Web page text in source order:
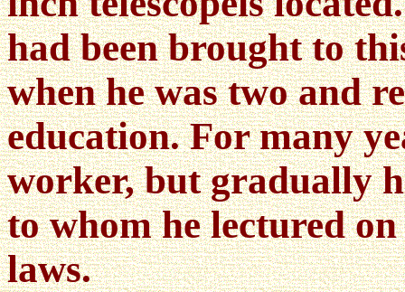
had been brought to
when he was two and
education. For many
worker, but gradually
to whom he lectured
laws.